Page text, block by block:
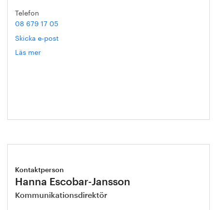
Telefon
08 679 17 05
Skicka e-post
Läs mer
Kontaktperson
Hanna Escobar-Jansson
Kommunikationsdirektör